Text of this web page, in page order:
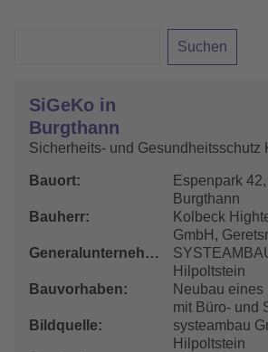
SiGeKo in
Burgthann
Sicherheits- und Gesundheitsschutz
Bauort
Espenpark
Burgthann
Bauherr
Kolbeck
GmbH,
Generalunternehmer
Hilpoltstein
Bauvorhaben
Neubau
mit Büro- und
Bildquelle
systeambau
Hilpoltstein